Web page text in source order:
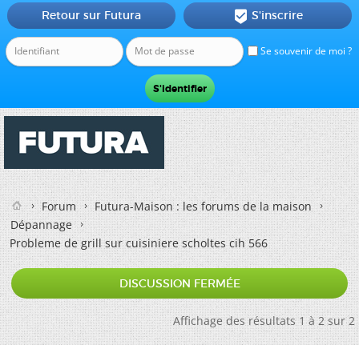
Se souvenir de moi ?
Retour sur Futura  S'inscrire
Forum
Futura-Maison : les forums de la maison
Dépannage
Probleme de grill sur cuisiniere scholtes cih 566
DISCUSSION FERMÉE
Affichage des résultats 1 à 2 sur 2